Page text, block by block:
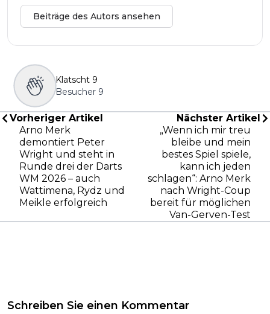
Beiträge des Autors ansehen
Klatscht 9
Besucher 9
Vorheriger Artikel
Arno Merk
demontiert Peter
Wright und steht in
Runde drei der Darts
WM 2026 – auch
Wattimena, Rydz und
Meikle erfolgreich
Nächster Artikel
„Wenn ich mir treu
bleibe und mein
bestes Spiel spiele,
kann ich jeden
schlagen“: Arno Merk
nach Wright-Coup
bereit für möglichen
Van-Gerven-Test
Schreiben Sie einen Kommentar